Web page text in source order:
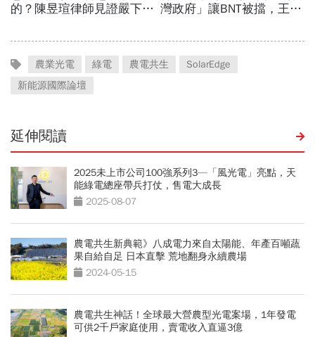
農業光電 綠電 農電共生
SolarEdge
新能源國際論壇
延伸閱讀
2025未上市公司100強系列3—「風光電」亮點，天
能綠電總座帶兵打仗，售電大成長
2025-08-07
農電共生新典範》八成電力來自太陽能、年產百噸蔬
果自給自足 日本直擊 荒地翻身永續農場
2024-05-15
農電共生神話！全球最大營農型光電案場，1年發電
可供2千戶家庭使用，賣電收入直逼3億